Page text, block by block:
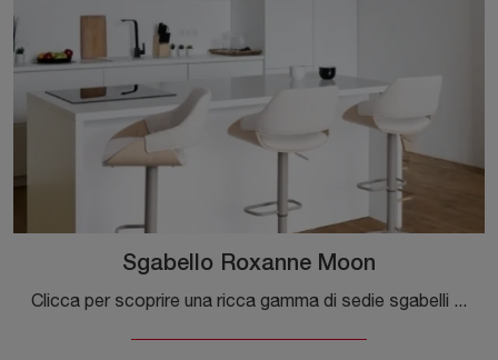
Sgabello Roxanne Moon
Clicca per scoprire una ricca gamma di sedie sgabelli per stanze design: il modello Sgabello Roxanne Moon di Bizzotto ti sta aspettando!